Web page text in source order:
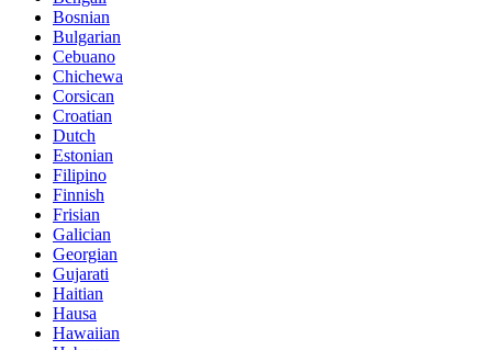
Bosnian
Bulgarian
Cebuano
Chichewa
Corsican
Croatian
Dutch
Estonian
Filipino
Finnish
Frisian
Galician
Georgian
Gujarati
Haitian
Hausa
Hawaiian